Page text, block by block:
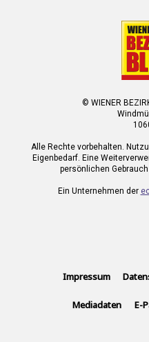
© WIENER
Alle Rechte vorbehalten.
Eigenbedarf. Eine
persönlichen
Ein Unternehmen der
Impressum
Mediadaten E-